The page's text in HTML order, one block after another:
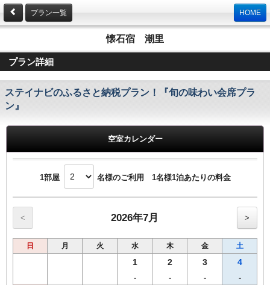
プラン一覧 HOME
懐石宿 潮里
プラン詳細
ステイナビのふるさと納税プラン！『旬の味わい会席プラ
ン』
空室カレンダー
1部屋 名様のご利用 1名様1泊あたりの料金
< 2026年7月 >
日 月 火 水 木 金 土
1
-
2
-
3
-
4
-